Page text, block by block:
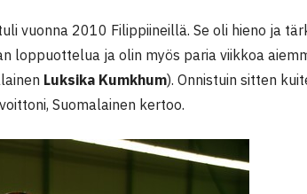
vuonna 2010 Filippiineillä. Se oli hieno ja
loppuottelua ja olin myös paria viikkoa
Luksika Kumkhum). Onnistuin sitten
Suomalainen kertoo.